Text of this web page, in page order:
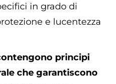
in grado di
e lucentezza
principi
che garantiscono